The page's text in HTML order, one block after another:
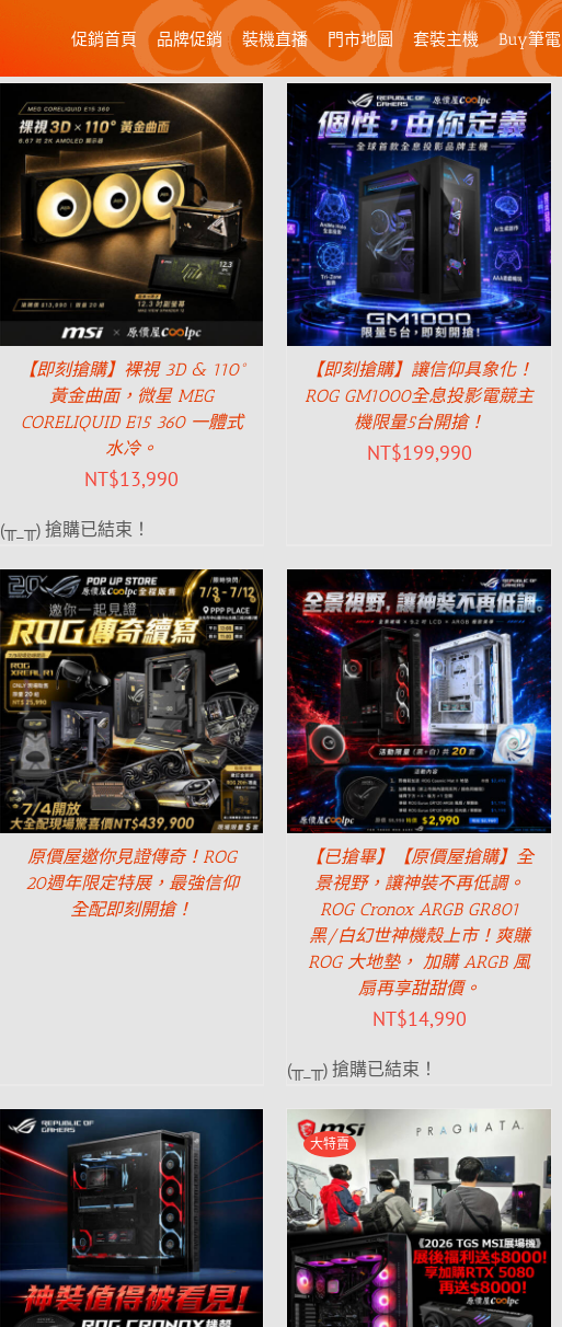
促銷首頁 品牌促銷 裝機直播 門市地圖 套裝主機 Buy筆電
【即刻搶購】裸視 3D & 110°
黃金曲面，微星 MEG
CORELIQUID E15 360 一體式
水冷。
NT$13,990
(╥_╥) 搶購已結束！
【即刻搶購】讓信仰具象化！
ROG GM1000全息投影電競主
機限量5台開搶！
NT$199,990
原價屋邀你見證傳奇！ROG
20週年限定特展，最強信仰
全配即刻開搶！
【已搶畢】【原價屋搶購】全
景視野，讓神裝不再低調。
ROG Cronox ARGB GR801
黑/白幻世神機殼上市！爽賺
ROG 大地墊， 加購 ARGB 風
扇再享甜甜價。
NT$14,990
(╥_╥) 搶購已結束！
大特賣